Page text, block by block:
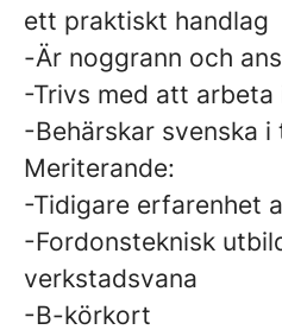
ett praktiskt handlag
-Är noggrann och
-Trivs med att arbeta
-Behärskar svenska i
Meriterande:
-Tidigare erfarenhet
-Fordonsteknisk
verkstadsvana
-B-körkort